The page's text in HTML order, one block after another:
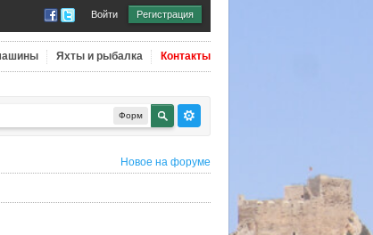
Войти Регистрация
Яхты и рыбалка Контакты
Форм
Новое на форуме